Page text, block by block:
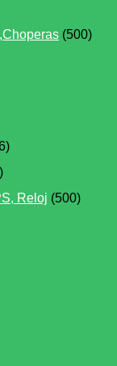
(500)
Reloj (500)